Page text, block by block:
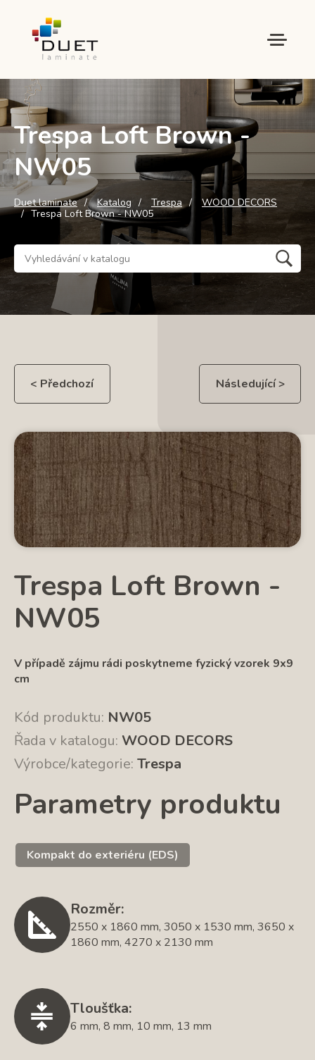
Trespa Loft Brown -
NW05
Duet laminate Katalog Trespa
WOOD DECORS
Trespa Loft Brown - NW05
< Předchozí Následující >
Trespa Loft Brown -
NW05
V případě zájmu rádi poskytneme fyzický vzorek 9x9
cm
Kód produktu: NW05
Řada v katalogu: WOOD DECORS
Výrobce/kategorie: Trespa
Parametry produktu
Kompakt do exteriéru (EDS)
Rozměr:
2550 x 1860 mm, 3050 x 1530 mm, 3650 x
1860 mm, 4270 x 2130 mm
Tloušťka:
6 mm, 8 mm, 10 mm, 13 mm